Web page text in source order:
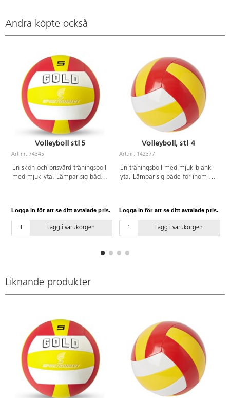
Andra köpte också
Volleyboll stl 5
Art.nr: 74345
En skön och prisvärd träningsboll
med mjuk yta. Lämpar sig både
Av japansk mikrofiber PU. OBS!
För att bollen skall hålla så länge
som möjligt är det viktigt att
Logga in för att se ditt avtalade pris.
Lägg i varukorgen
Volleyboll, stl 4
Art.nr: 142377
En träningsboll med mjuk blank
yta. Lämpar sig både för inom-
pumpa den rätt, se pdf.
Logga in för att se ditt avtalade pris.
Lägg i varukorgen
Liknande produkter